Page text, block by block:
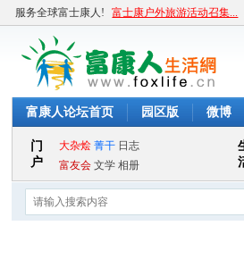
服务全球富士康人! 富士康户外旅游活动召集...
富康人论坛首页 园区版 微博